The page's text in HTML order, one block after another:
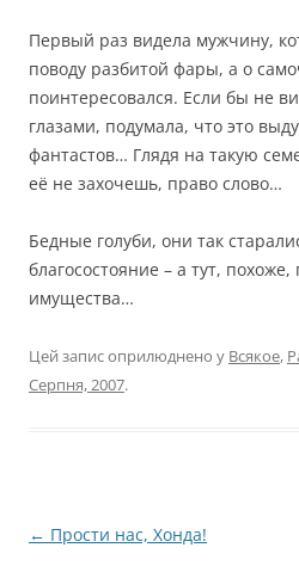
Первый раз видела мужчину,
поводу разбитой фары, а о
поинтересовался. Если бы не
глазами, подумала, что это
фантастов… Глядя на такую
её не захочешь, право слово…
Бедные голуби, они так
благосостояние – а тут, похоже,
имущества…
Цей запис оприлюднено у Всякое,
Серпня, 2007.
Навігація
← Прости нас, Хонда!